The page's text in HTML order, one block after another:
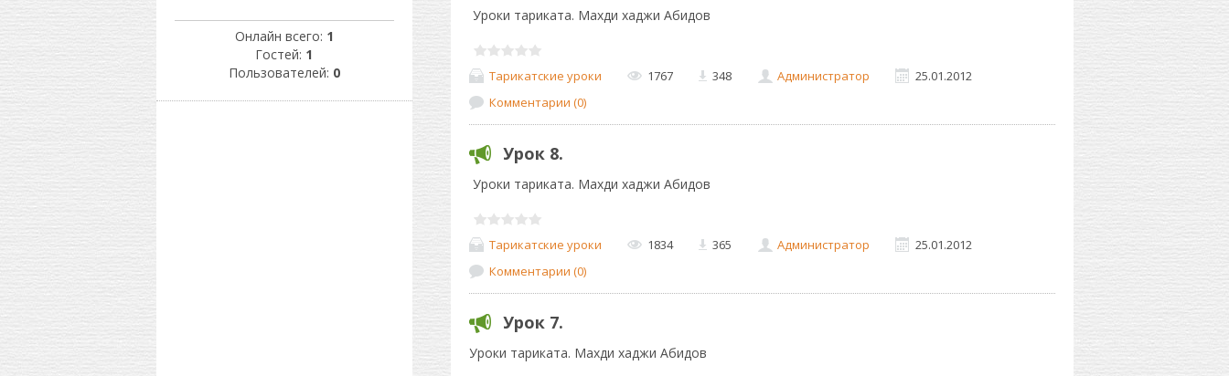
Уроки тариката. Махди хаджи Абидов
Тарикатские уроки 1767 348 Администратор
25.01.2012
Комментарии (0)
Урок 8.
Уроки тариката. Махди хаджи Абидов
Тарикатские уроки 1834 365 Администратор
25.01.2012
Комментарии (0)
Урок 7.
Уроки тариката. Махди хаджи Абидов
Онлайн всего: 1
Гостей: 1
Пользователей: 0